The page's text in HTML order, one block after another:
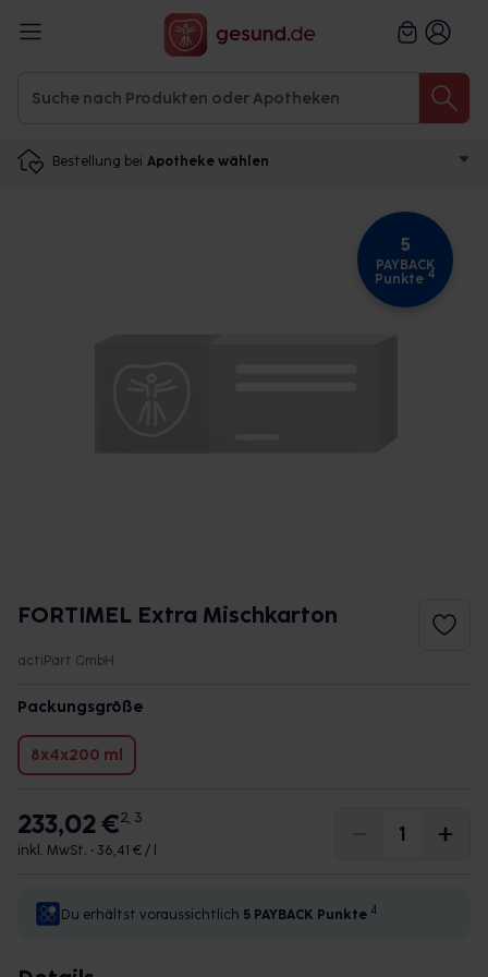
Bestellung bei Apotheke wählen
5
PAYBACK
Punkte 4
FORTIMEL Extra Mischkarton
actiPart GmbH
Packungsgröße
8x4x200 ml
233,02 €2, 3
inkl. MwSt. • 36,41 € / l
Du erhältst voraussichtlich 5 PAYBACK Punkte 4